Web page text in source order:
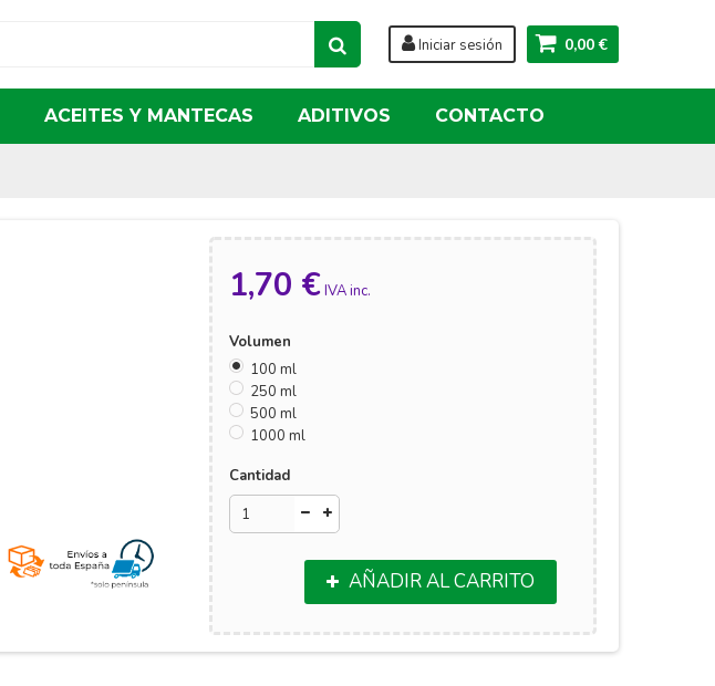
0,00 €
Iniciar sesión
ACEITES Y MANTECAS ADITIVOS CONTACTO
1,70 €IVA inc.
Volumen
100 ml
250 ml
500 ml
1000 ml
Cantidad
AÑADIR AL CARRITO